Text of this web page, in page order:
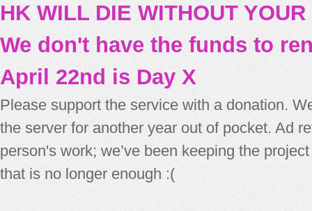
HK WILL DIE WITHOUT
We don't have the funds to
April 22nd is Day X
Please support the service with a donation.
the server for another year out of pocket. Ad
person's work; we’ve been keeping the
that is no longer enough :(